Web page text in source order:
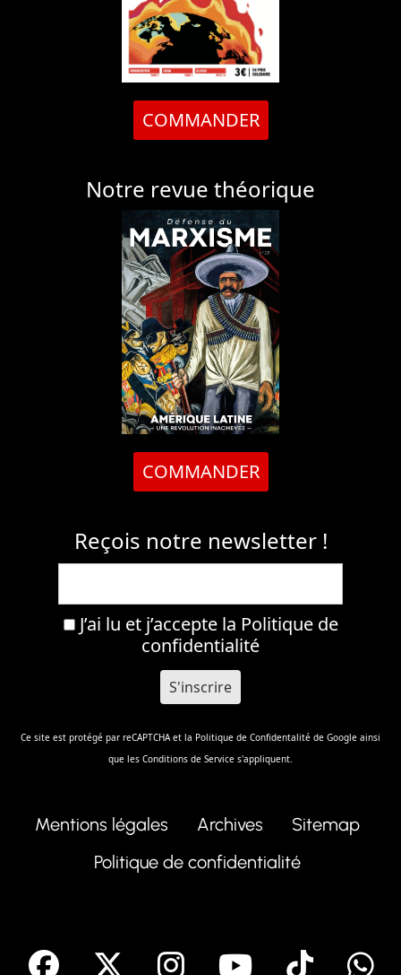
COMMANDER
Notre revue théorique
COMMANDER
Reçois notre newsletter !
J’ai lu et j’accepte la Politique de
confidentialité
Ce site est protégé par reCAPTCHA et la Politique de Confidentalité de Google ainsi
que les Conditions de Service s'appliquent.
Mentions légales Archives
Sitemap
Politique de confidentialité
facebook Instagram
Youtube
Tik